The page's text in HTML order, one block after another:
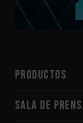
PRODUCTOS
Sala de